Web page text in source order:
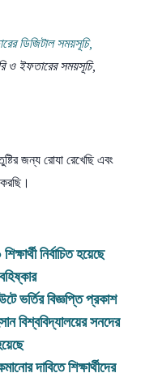
ডিজিটাল সময়সূচি,
ও ইফতারের সময়সূচি,
জন্য রোযা রেখেছি এবং
নির্বাচিত হয়েছে
ভর্তির বিজ্ঞপ্তি প্রকাশ
বিশ্ববিদ্যালয়ের সনদের
দাবিতে শিক্ষার্থীদের